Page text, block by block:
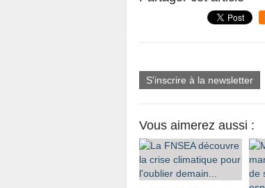
S'inscrire à la newsletter
Vous aimerez aussi :